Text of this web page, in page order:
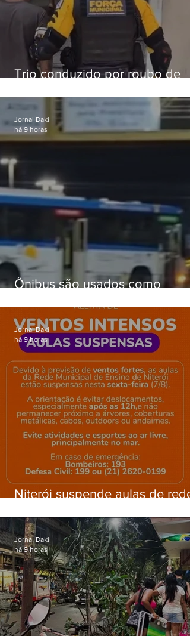
Trio conduzido por roubo de
passagens
Ônibus são usados como
Gardênia Azul
Jornal Daki
há 9 horas
Niterói suspende aulas de rede
ventos fortes nesta sexta (7)
Jornal Daki
há 9 horas
Jornal Daki
há 9 horas